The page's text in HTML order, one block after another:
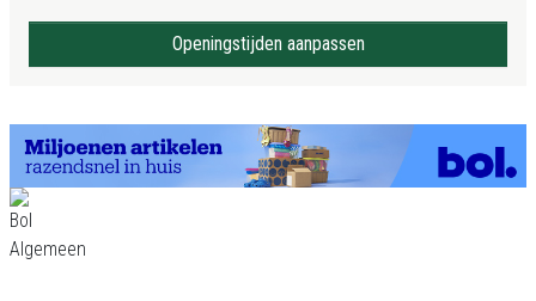
Openingstijden aanpassen